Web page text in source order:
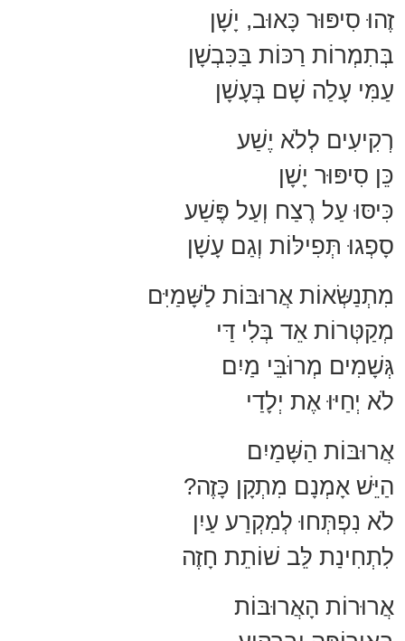
זֶהוּ סִיפּוּר כָּאוּב, יָשָׁן
בְּתִמְרוֹת רַכּוֹת בַּכִּבְשָׁן
עַמִּי עָלַה שָׁם בְּעָשָׁן
רְקִיעִים לְלֹא יֶשַׁע
כֵּן סִיפּוּר יָשָׁן
כִּיסּוּ עַל רֶצַח וְעַל פֶּשַׁע
סָפְגוּ תְּפִילּוֹת וְגַם עָשָׁן
מִתְנַשְּׂאוֹת אֲרוּבּוֹת לַשָּׁמַיִּם
מְקַטְּרוֹת אֵד בְּלִי דַּי
גְּשָׁמִים מְרוֹּבֵּי מַיִם
לֹא יְחַיּוּ אֶת יְלָדַי
אֲרוּבּוֹת הַשָּׁמַיִם
הַיֵּשׁ אָמְנָם מִתְקָן כָּזֶה?
לֹא נִפְתְּחוּ לְמִקְרַע עַיִן
לִתְחִינַת לֵּב שׁוֹתֵת חָזֶה
אֲרוּרוֹת הָאֲרוּבּוֹת